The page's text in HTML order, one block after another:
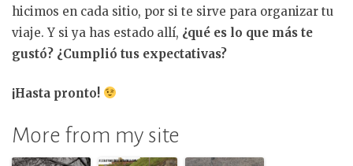
hicimos en cada sitio, por si te sirve para organizar tu
viaje. Y si ya has estado allí, ¿qué es lo que más te
gustó? ¿Cumplió tus expectativas?
¡Hasta pronto!
More from my site